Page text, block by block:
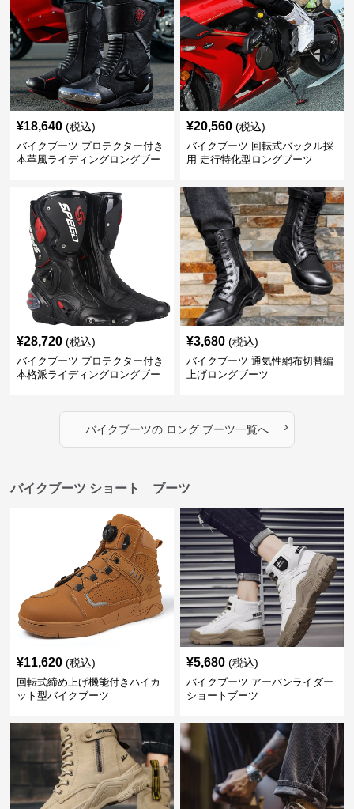
¥18,640 (税込)
バイクブーツ プロテクター付き
本革風ライディングロングブー
¥20,560 (税込)
バイクブーツ 回転式バックル採
用 走行特化型ロングブーツ
¥28,720 (税込)
バイクブーツ プロテクター付き
本格派ライディングロングブー
¥3,680 (税込)
バイクブーツ 通気性網布切替編
上げロングブーツ
バイクブーツのロング ブーツ一覧へ ›
バイクブーツ ショート ブーツ
¥11,620 (税込)
回転式締め上げ機能付きハイカ
ット型バイクブーツ
¥5,680 (税込)
バイクブーツ アーバンライダー
ショートブーツ